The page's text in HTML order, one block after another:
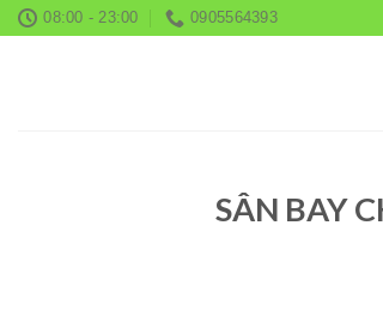
Skip 08:00 - 23:00 0905564393
SÂN BAY